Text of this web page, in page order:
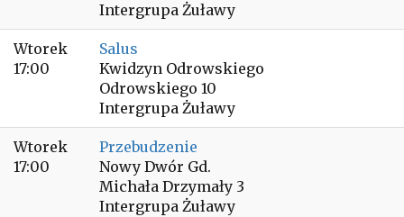
Intergrupa Żuławy
Wtorek
17:00
Salus
Kwidzyn Odrowskiego
Odrowskiego 10
Intergrupa Żuławy
Wtorek
17:00
Przebudzenie
Nowy Dwór Gd.
Michała Drzymały 3
Intergrupa Żuławy